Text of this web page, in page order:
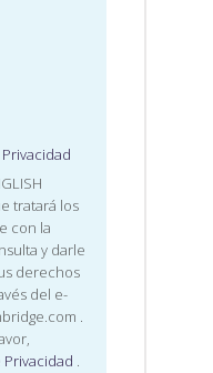
tratará los
con la
y darle
derechos
del e-
.
.